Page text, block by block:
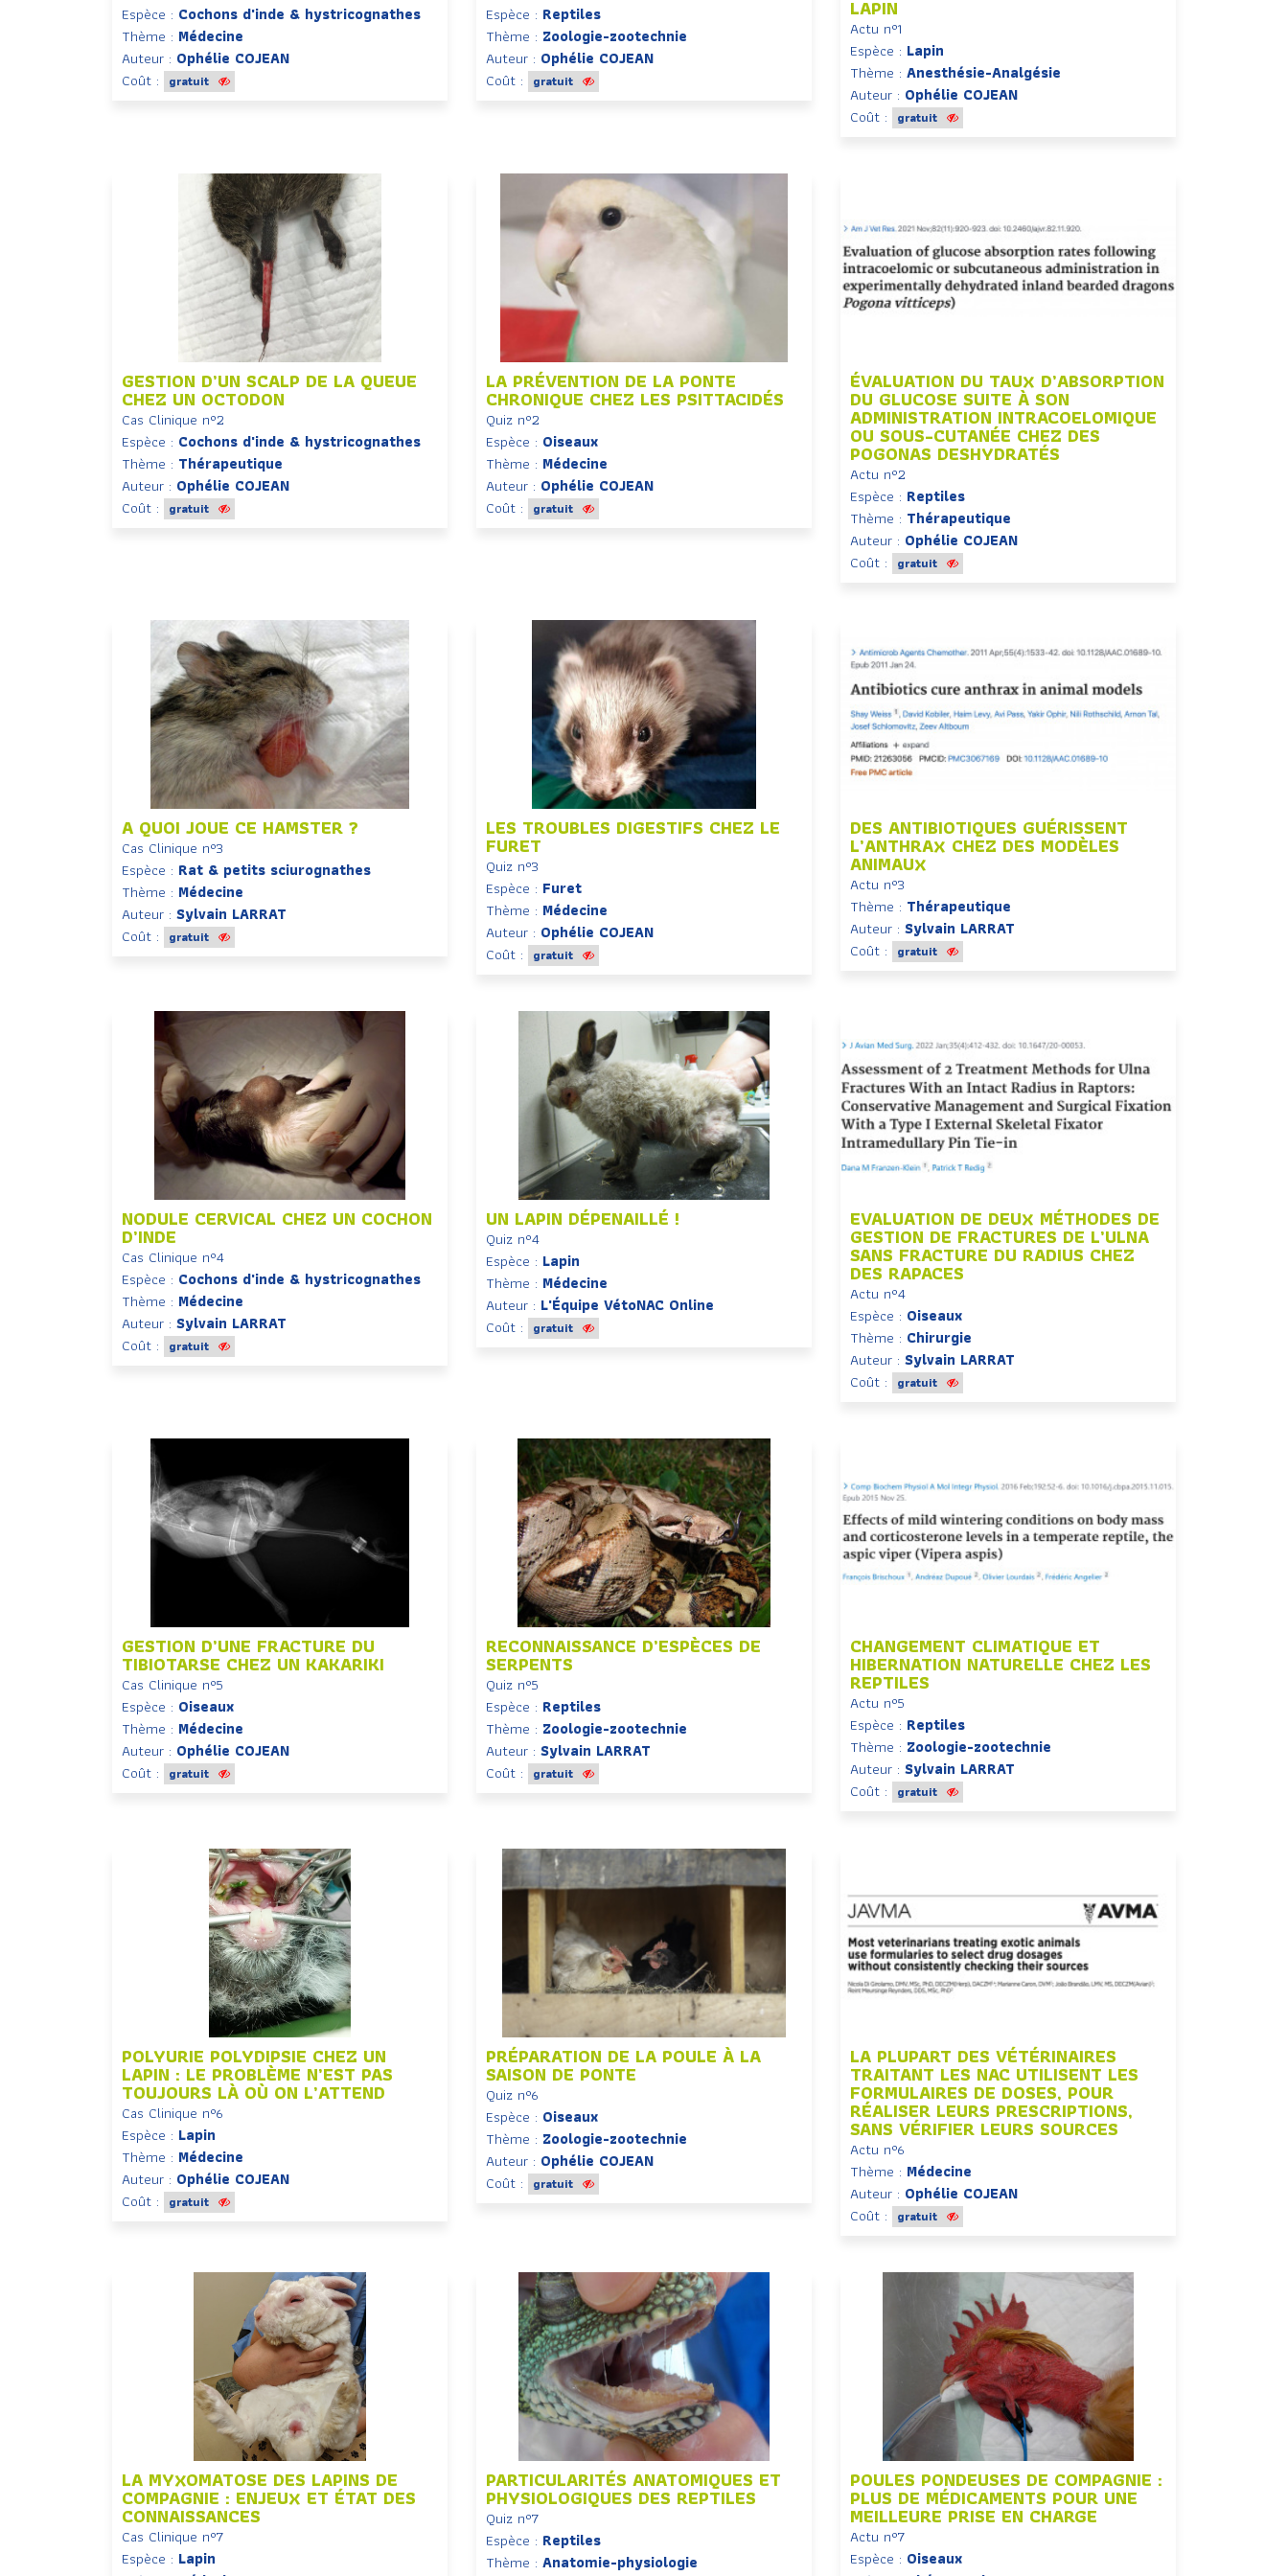
Espèce : Cochons d'inde & hystricognathes
Thème : Médecine
Auteur : Ophélie COJEAN
Coût : gratuit
Espèce : Reptiles
Thème : Zoologie-zootechnie
Auteur : Ophélie COJEAN
Coût : gratuit
LAPIN
Actu n°1
Espèce : Lapin
Thème : Anesthésie-Analgésie
Auteur : Ophélie COJEAN
Coût : gratuit
GESTION D’UN SCALP DE LA QUEUE
CHEZ UN OCTODON
Cas Clinique n°2
Espèce : Cochons d'inde & hystricognathes
Thème : Thérapeutique
Auteur : Ophélie COJEAN
Coût : gratuit
LA PRÉVENTION DE LA PONTE
CHRONIQUE CHEZ LES PSITTACIDÉS
Quiz n°2
Espèce : Oiseaux
Thème : Médecine
Auteur : Ophélie COJEAN
Coût : gratuit
ÉVALUATION DU TAUX D’ABSORPTION
DU GLUCOSE SUITE À SON
ADMINISTRATION INTRACOELOMIQUE
OU SOUS-CUTANÉE CHEZ DES
POGONAS DESHYDRATÉS
Actu n°2
Espèce : Reptiles
Thème : Thérapeutique
Auteur : Ophélie COJEAN
Coût : gratuit
A QUOI JOUE CE HAMSTER ?
Cas Clinique n°3
Espèce : Rat & petits sciurognathes
Thème : Médecine
Auteur : Sylvain LARRAT
Coût : gratuit
LES TROUBLES DIGESTIFS CHEZ LE
FURET
Quiz n°3
Espèce : Furet
Thème : Médecine
Auteur : Ophélie COJEAN
Coût : gratuit
DES ANTIBIOTIQUES GUÉRISSENT
L’ANTHRAX CHEZ DES MODÈLES
ANIMAUX
Actu n°3
Thème : Thérapeutique
Auteur : Sylvain LARRAT
Coût : gratuit
NODULE CERVICAL CHEZ UN COCHON
D’INDE
Cas Clinique n°4
Espèce : Cochons d'inde & hystricognathes
Thème : Médecine
Auteur : Sylvain LARRAT
Coût : gratuit
UN LAPIN DÉPENAILLÉ !
Quiz n°4
Espèce : Lapin
Thème : Médecine
Auteur : L'Équipe VétoNAC Online
Coût : gratuit
EVALUATION DE DEUX MÉTHODES DE
GESTION DE FRACTURES DE L’ULNA
SANS FRACTURE DU RADIUS CHEZ
DES RAPACES
Actu n°4
Espèce : Oiseaux
Thème : Chirurgie
Auteur : Sylvain LARRAT
Coût : gratuit
GESTION D’UNE FRACTURE DU
TIBIOTARSE CHEZ UN KAKARIKI
Cas Clinique n°5
Espèce : Oiseaux
Thème : Médecine
Auteur : Ophélie COJEAN
Coût : gratuit
RECONNAISSANCE D’ESPÈCES DE
SERPENTS
Quiz n°5
Espèce : Reptiles
Thème : Zoologie-zootechnie
Auteur : Sylvain LARRAT
Coût : gratuit
CHANGEMENT CLIMATIQUE ET
HIBERNATION NATURELLE CHEZ LES
REPTILES
Actu n°5
Espèce : Reptiles
Thème : Zoologie-zootechnie
Auteur : Sylvain LARRAT
Coût : gratuit
POLYURIE POLYDIPSIE CHEZ UN
LAPIN : LE PROBLÈME N’EST PAS
TOUJOURS LÀ OÙ ON L’ATTEND
Cas Clinique n°6
Espèce : Lapin
Thème : Médecine
Auteur : Ophélie COJEAN
Coût : gratuit
PRÉPARATION DE LA POULE À LA
SAISON DE PONTE
Quiz n°6
Espèce : Oiseaux
Thème : Zoologie-zootechnie
Auteur : Ophélie COJEAN
Coût : gratuit
LA PLUPART DES VÉTÉRINAIRES
TRAITANT LES NAC UTILISENT LES
FORMULAIRES DE DOSES, POUR
RÉALISER LEURS PRESCRIPTIONS,
SANS VÉRIFIER LEURS SOURCES
Actu n°6
Thème : Médecine
Auteur : Ophélie COJEAN
Coût : gratuit
LA MYXOMATOSE DES LAPINS DE
COMPAGNIE : ENJEUX ET ÉTAT DES
CONNAISSANCES
Cas Clinique n°7
Espèce : Lapin
PARTICULARITÉS ANATOMIQUES ET
PHYSIOLOGIQUES DES REPTILES
Quiz n°7
Espèce : Reptiles
Thème : Anatomie-physiologie
POULES PONDEUSES DE COMPAGNIE :
PLUS DE MÉDICAMENTS POUR UNE
MEILLEURE PRISE EN CHARGE
Actu n°7
Espèce : Oiseaux